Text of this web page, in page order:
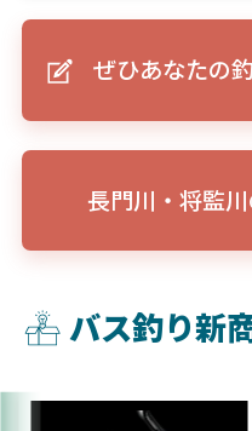
ぜひあなたの
長門川・将監
バス釣り新